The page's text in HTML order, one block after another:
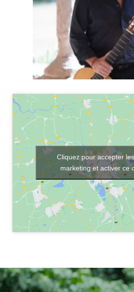
Cliquez pour accepter
marketing et activer ce